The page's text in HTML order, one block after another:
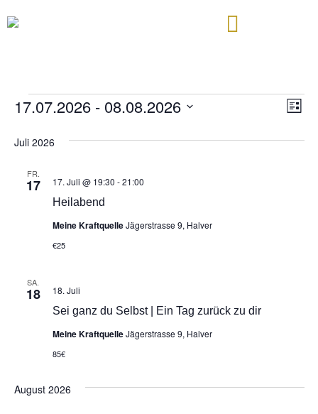
Liste
17.07.2026 - 08.08.2026
Juli 2026
FR.
17
Heilabend
17. Juli @ 19:30 -21:00
Meine KraftquelleJägerstrasse 9, Halver
€25
SA.
18
Sei ganz du Selbst | Ein Tag zurück zu dir
18. Juli
Meine KraftquelleJägerstrasse 9, Halver
85€
August 2026